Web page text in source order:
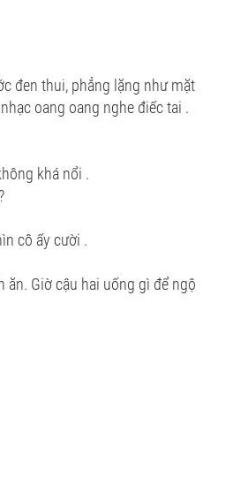
đen thui, phẳng lặng như mặt
oang oang nghe điếc tai .
khá nổi .
cô ấy cười .
ăn. Giờ cậu hai uống gì để ngộ